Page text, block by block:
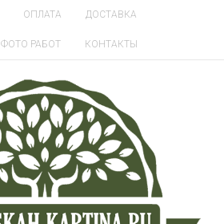
ОПЛАТА ДОСТАВКА
ФОТО РАБОТ КОНТАКТЫ